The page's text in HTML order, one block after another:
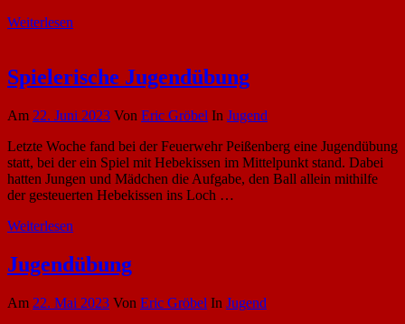
Weiterlesen
Spielerische Jugendübung
Am 22. Juni 2023 Von Eric Gröbel In Jugend
Letzte Woche fand bei der Feuerwehr Peißenberg eine Jugendübung
statt, bei der ein Spiel mit Hebekissen im Mittelpunkt stand. Dabei
hatten Jungen und Mädchen die Aufgabe, den Ball allein mithilfe
der gesteuerten Hebekissen ins Loch …
Weiterlesen
Jugendübung
Am 22. Mai 2023 Von Eric Gröbel In Jugend